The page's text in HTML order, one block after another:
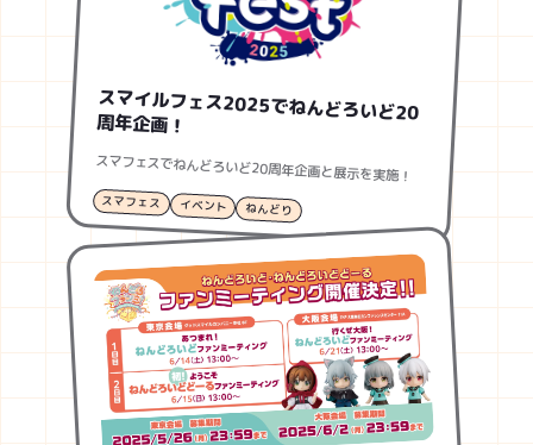
スマイルフェス2025でねんどろいど20
周年企画！
スマフェスでねんどろいど20周年企画と展示を実施！
スマフェス イベント ねんどり